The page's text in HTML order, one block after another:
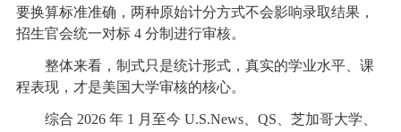
要换算标准准确，两种原始计分方式不会影响录取结果，
招生官会统一对标 4 分制进行审核。
整体来看，制式只是统计形式，真实的学业水平、课
程表现，才是美国大学审核的核心。
综合 2026 年 1 月至今 U.S.News、QS、芝加哥大学、